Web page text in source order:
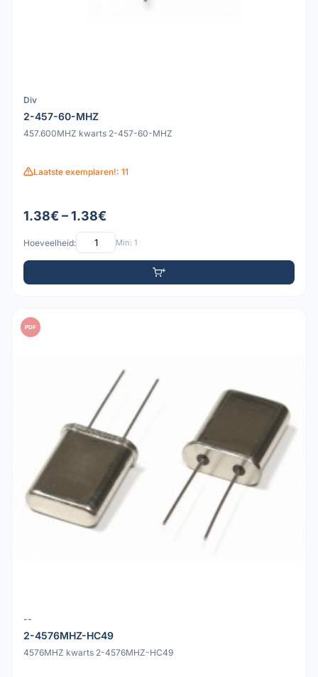
Div
2-457-60-MHZ
457.600MHZ kwarts 2-457-60-MHZ
Laatste exemplaren!: 11
1.38€ – 1.38€
Hoeveelheid: Min: 1
PDF
--
2-4576MHZ-HC49
4576MHZ kwarts 2-4576MHZ-HC49